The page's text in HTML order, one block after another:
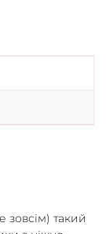
зовсім) такий